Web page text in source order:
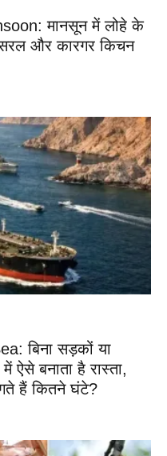
मानसून में लोहे के
और कारगर किचन
बिना सड़कों या
ऐसे बनाता है रास्ता,
हैं कितने घंटे?